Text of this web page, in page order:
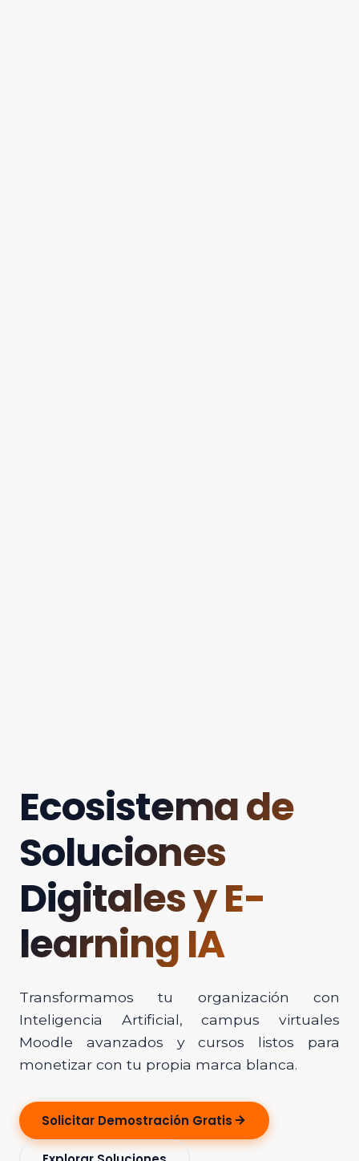
Ecosistema de
Soluciones
Digitales y E-
learning IA
Transformamos tu organización con
Inteligencia Artificial, campus virtuales
Moodle avanzados y cursos listos para
monetizar con tu propia marca blanca.
Solicitar Demostración Gratis